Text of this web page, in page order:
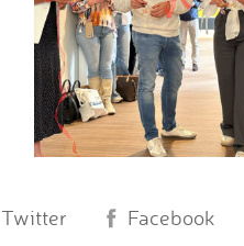
Twitter Facebook